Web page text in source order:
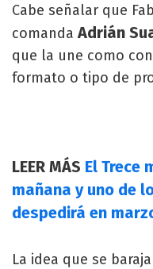
Cabe señalar que
comanda Adrián
que la une como
formato o tipo de
LEER MÁS El Trece
mañana y uno de
despedirá en
La idea que se